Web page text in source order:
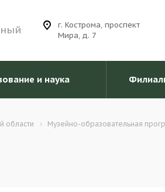
г. Кострома, проспект
Мира, д. 7
и наука
области Музейно-образовательная